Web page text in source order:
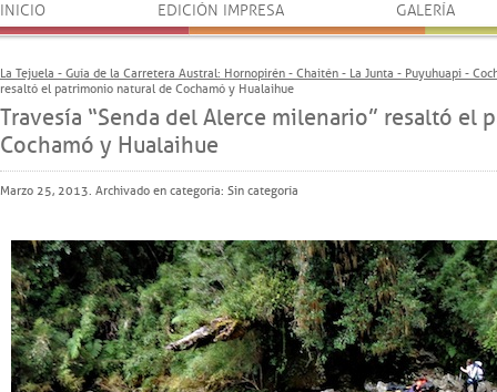
INICIO EDICIÓN IMPRESA GALERÍA
La Tejuela - Guía de la Carretera Austral: Hornopirén - Chaitén - La Junta - Puyuhuapi -
resaltó el patrimonio natural de Cochamó y Hualaihue
Travesía “Senda del Alerce milenario” resaltó el
Cochamó y Hualaihue
Marzo 25, 2013. Archivado en categoría: Sin categoría